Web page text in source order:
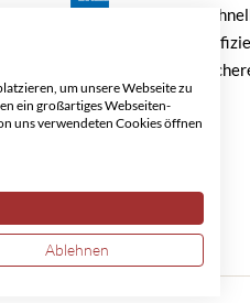
um unsere Webseite zu
ein großartiges Webseiten-
uns verwendeten Cookies öffnen
Ablehnen